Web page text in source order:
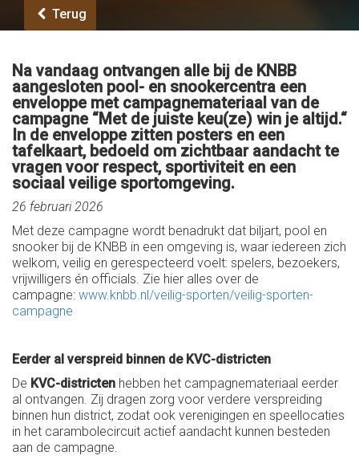
Terug
Na vandaag ontvangen alle bij de KNBB
aangesloten pool- en snookercentra een
enveloppe met campagnemateriaal van de
campagne “Met de juiste keu(ze) win je altijd.“
In de enveloppe zitten posters en een
tafelkaart, bedoeld om zichtbaar aandacht te
vragen voor respect, sportiviteit en een
sociaal veilige sportomgeving.
26 februari 2026
Met deze campagne wordt benadrukt dat biljart, pool en
snooker bij de KNBB in een omgeving is, waar iedereen zich
welkom, veilig en gerespecteerd voelt: spelers, bezoekers,
vrijwilligers én officials. Zie hier alles over de
campagne: www.knbb.nl/veilig-sporten/veilig-sporten-
campagne
Eerder al verspreid binnen de KVC-districten
De KVC-districten hebben het campagnemateriaal eerder
al ontvangen. Zij dragen zorg voor verdere verspreiding
binnen hun district, zodat ook verenigingen en speellocaties
in het carambolecircuit actief aandacht kunnen besteden
aan de campagne.